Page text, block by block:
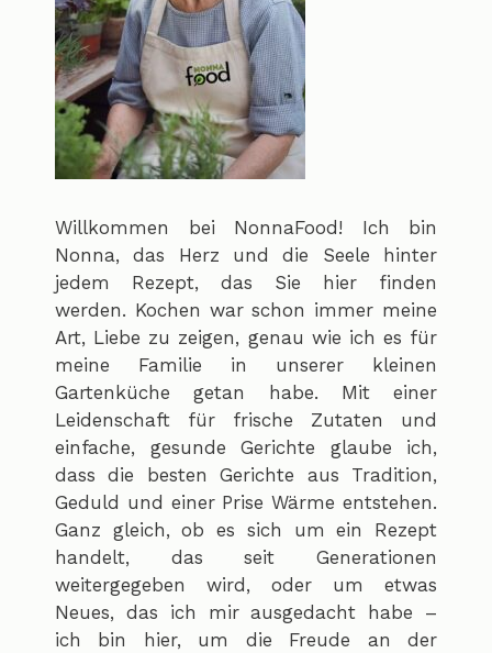
Willkommen bei NonnaFood! Ich bin
Nonna, das Herz und die Seele hinter
jedem Rezept, das Sie hier finden
werden. Kochen war schon immer meine
Art, Liebe zu zeigen, genau wie ich es für
meine Familie in unserer kleinen
Gartenküche getan habe. Mit einer
Leidenschaft für frische Zutaten und
einfache, gesunde Gerichte glaube ich,
dass die besten Gerichte aus Tradition,
Geduld und einer Prise Wärme entstehen.
Ganz gleich, ob es sich um ein Rezept
handelt, das seit Generationen
weitergegeben wird, oder um etwas
Neues, das ich mir ausgedacht habe –
ich bin hier, um die Freude an der